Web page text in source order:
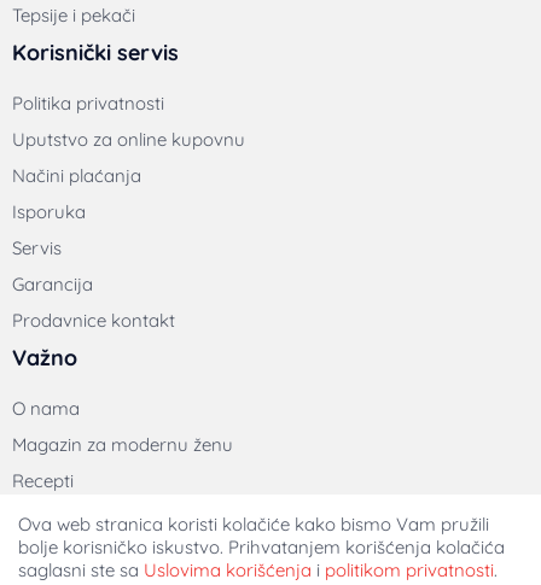
Tepsije i pekači
Korisnički servis
Politika privatnosti
Uputstvo za online kupovnu
Načini plaćanja
Isporuka
Servis
Garancija
Prodavnice kontakt
Važno
O nama
Magazin za modernu ženu
Recepti
Poslovni podaci
Dimi Exim Multilevel
Ova web stranica koristi kolačiće kako bismo Vam pružili
bolje korisničko iskustvo. Prihvatanjem korišćenja kolačića
saglasni ste sa Uslovima korišćenja i politikom privatnosti.